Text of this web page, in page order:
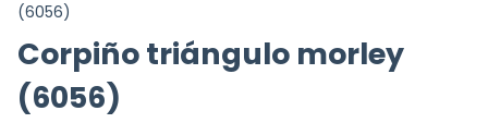
(6056)
Corpiño triángulo morley
(6056)